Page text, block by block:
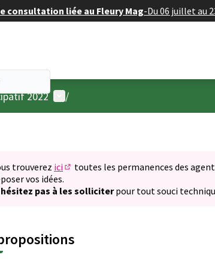
consultation liée au Fleury Mag-Du 06 juillet au
2022 Menu utilisateur
/
trouverez ici
(S'ouvre dans un nouvel onglet)
toutes les permanences des
vos idées.
pas à les solliciterpour tout souci